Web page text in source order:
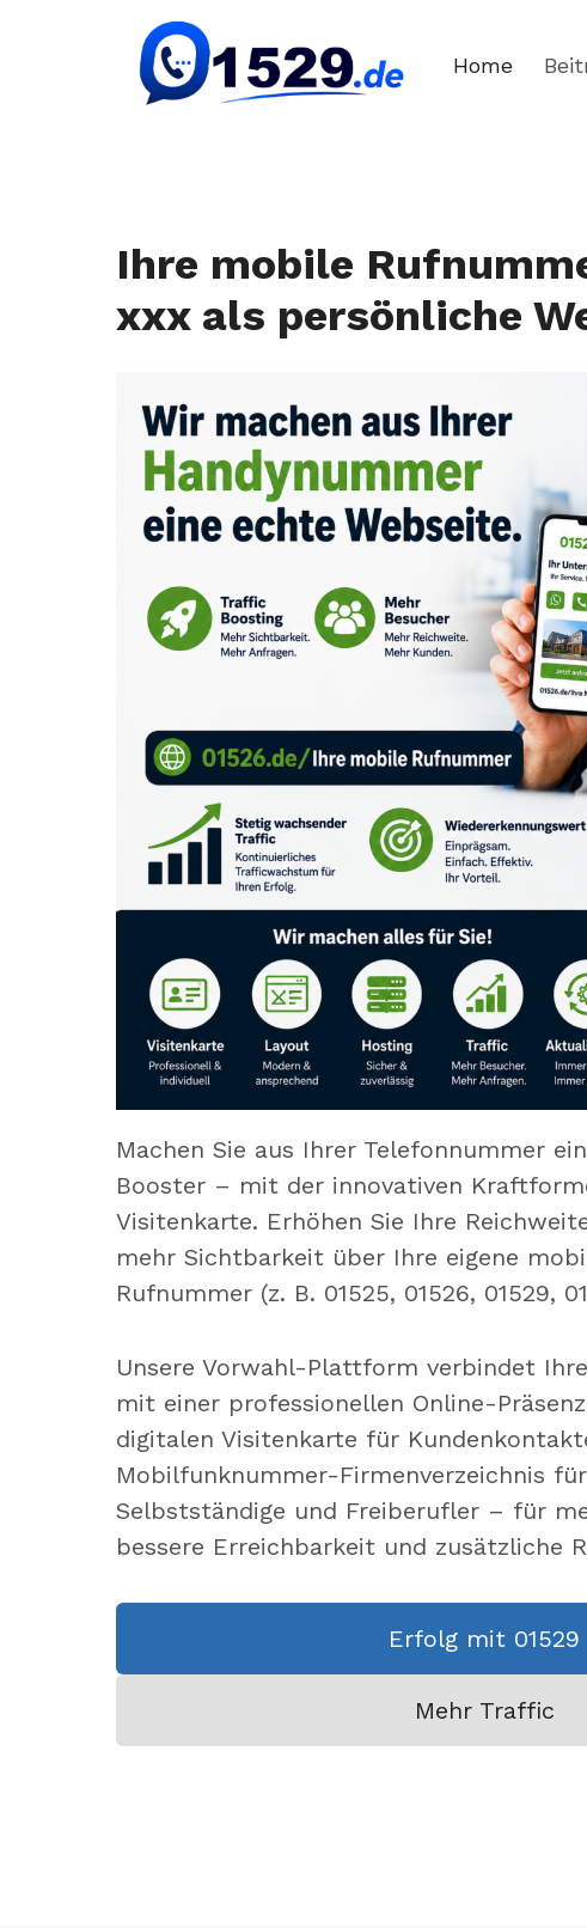
Home
Ihre mobile
xxx als persönliche
Machen Sie aus Ihrer Telefonnummer
Booster – mit der innovativen
Visitenkarte. Erhöhen Sie Ihre
mehr Sichtbarkeit über Ihre eigene
Rufnummer (z. B. 01525, 01526, 01529,
Unsere Vorwahl-Plattform verbindet
mit einer professionellen Online-
digitalen Visitenkarte für
Mobilfunknummer-Firmenverzeichnis
Selbstständige und Freiberufler – für
bessere Erreichbarkeit und zusätzliche
Erfolg mit 01529
Mehr Traffic